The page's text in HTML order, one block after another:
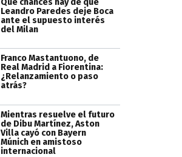
Qué chances hay de que
Leandro Paredes deje Boca
ante el supuesto interés
del Milan
Franco Mastantuono, de
Real Madrid a Fiorentina:
¿Relanzamiento o paso
atrás?
Mientras resuelve el futuro
de Dibu Martínez, Aston
Villa cayó con Bayern
Múnich en amistoso
internacional